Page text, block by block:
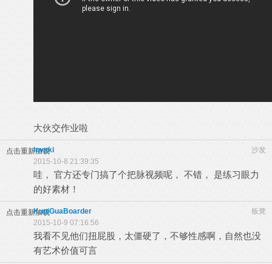
大伙交作业啦
点击重新加载 沙发
luvski
2015-10-8 21:39:35
哇， 官方还专门搞了个把脉视频呢， 不错， 是练习眼力
的好素材！
点击重新加载 板凳
KuoiGuaBoarder
2015-10-9 07:16:56
我看不见他们扭屁股，太僵硬了，不够性感啊，自然也没
有艺术价值可言